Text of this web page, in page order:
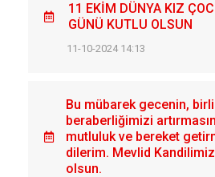
11 EKİM DÜNYA KIZ
GÜNÜ KUTLU OLSUN
11-10-2024 14:13
Bu mübarek gecenin,
beraberliğimizi
mutluluk ve bereket
dilerim. Mevlid
olsun.